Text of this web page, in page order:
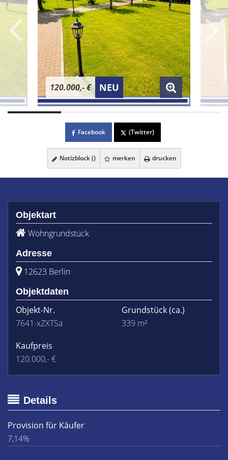
120.000,- € NEU
Facebook (Twitter)
Notizblock () merken drucken
Objektart
Wohngrundstück
Adresse
12623 Berlin
Objektdaten
Objekt-Nr.
7641-xZXTSa
Grundstück(ca.)
339 m²
Kaufpreis
120.000,- €
Details
Provision für Käufer
7,14%